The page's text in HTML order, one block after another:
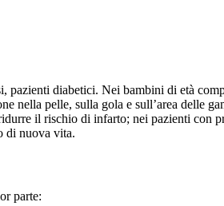
diabetici. Nei bambini di età
nella pelle, sulla gola e sull’area delle
il rischio di infarto; nei pazienti con
di nuova vita.
parte: